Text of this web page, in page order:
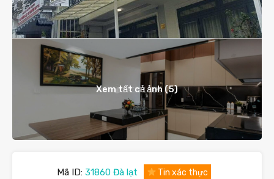
Xem tất cả ảnh (5)
Mã ID:31860 Đà lạt Tin xác thực